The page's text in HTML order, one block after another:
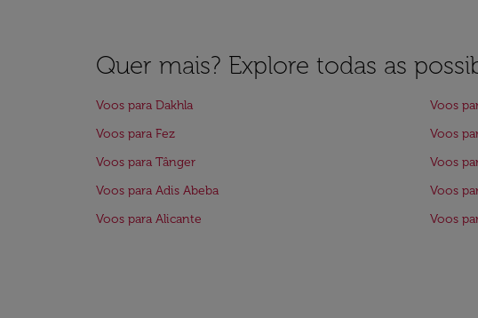
Quer mais? Explore todas as
Voos para Dakhla Voos
Voos para Fez
Voos
Voos para Tânger
Voos
Voos para Adis Abeba
Voos
Voos para Alicante
Voos